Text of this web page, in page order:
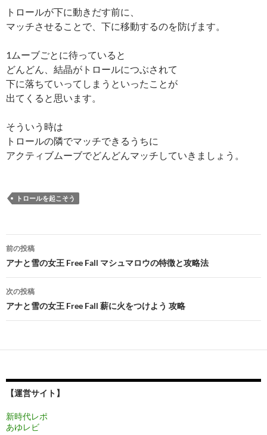
トロールが下に動きだす前に、
マッチさせることで、下に移動するのを防げます。
1ムーブごとに待っていると
どんどん、結晶がトロールにつぶされて
下に落ちていってしまうといったことが
出てくると思います。
そういう時は
トロールの隣でマッチできるうちに
アクティブムーブでどんどんマッチしていきましょう。
トロールを起こそう
投
稿
ナ
ビ
ゲ
ー
ョ
ン
前の投稿
アナと雪の女王 Free Fall マシュマロウの特徴と攻略法
次の投稿
アナと雪の女王 Free Fall 薪に火をつけよう 攻略
【運営サイト】
新時代レポ
あゆレビ